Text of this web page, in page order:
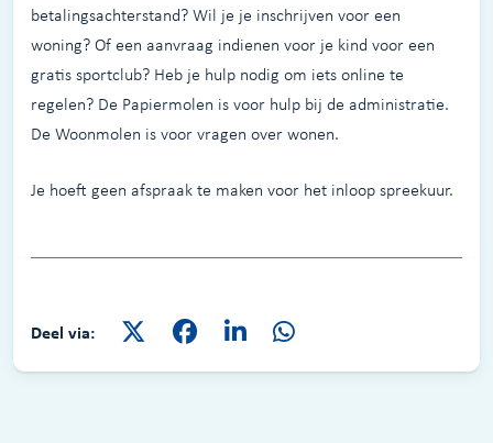
betalingsachterstand? Wil je je inschrijven voor een
woning? Of een aanvraag indienen voor je kind voor een
gratis sportclub? Heb je hulp nodig om iets online te
regelen? De Papiermolen is voor hulp bij de administratie.
De Woonmolen is voor vragen over wonen.
Je hoeft geen afspraak te maken voor het inloop spreekuur.
Deel via: